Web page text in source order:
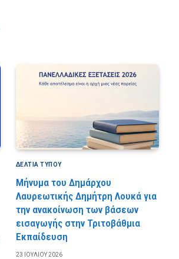
ΔΕΛΤΙΑ ΤΥΠΟΥ
Μήνυμα του Δημάρχου
Λαυρεωτικής Δημήτρη Λουκά για
την ανακοίνωση των βάσεων
εισαγωγής στην Τριτοβάθμια
Εκπαίδευση
23 ΙΟΥΛΊΟΥ 2026